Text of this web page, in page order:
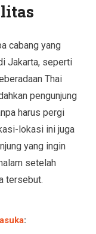
cabang yang
Jakarta, seperti
Thai
pengunjung
harus pergi
lokasi ini juga
yang ingin
setelah
tersebut.
: